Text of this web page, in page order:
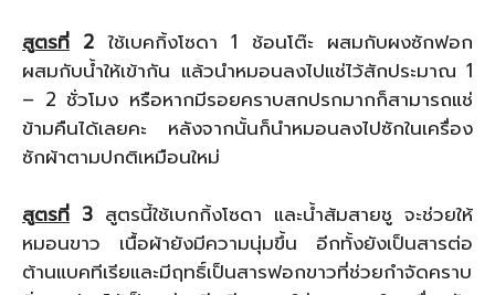
สูตรที่ 2 ใช้เบคกิ้งโซดา 1 ช้อนโต๊ะ ผสมกับผงซักฟอก
ผสมกับน้ำให้เข้ากัน แล้วนำหมอนลงไปแช่ไว้สักประมาณ 1
– 2 ชั่วโมง หรือหากมีรอยคราบสกปรกมากก็สามารถแช่
ข้ามคืนได้เลยคะ หลังจากนั้นก็นำหมอนลงไปซักในเครื่อง
ซักผ้าตามปกติเหมือนใหม่
สูตรที่ 3 สูตรนี้ใช้เบกกิ้งโซดา และน้ำส้มสายชู จะช่วยให้
หมอนขาว เนื้อผ้ายังมีความนุ่มขึ้น อีกทั้งยังเป็นสารต่อ
ต้านแบคทีเรียและมีฤทธิ์เป็นสารฟอกขาวที่ช่วยกำจัดคราบ